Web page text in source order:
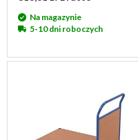
Na magazynie
5-10 dni roboczych